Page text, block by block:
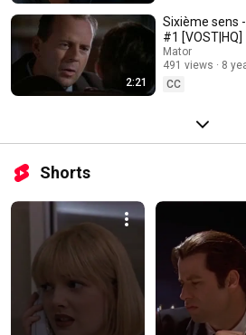
2:21
Sixième sens
#1 [VOST|HQ]
Mator
491 views
8
CC
Shorts